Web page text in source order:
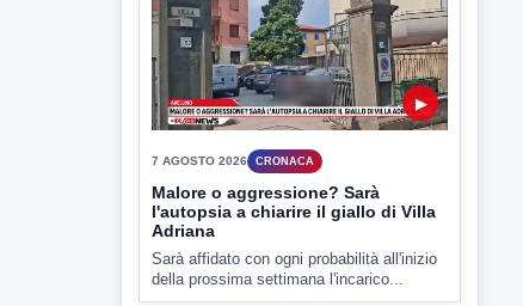
7 AGOSTO 2026 CRONACA
Malore o aggressione? Sarà
l'autopsia a chiarire il giallo di Villa
Adriana
Sarà affidato con ogni probabilità all'inizio
della prossima settimana l'incarico...